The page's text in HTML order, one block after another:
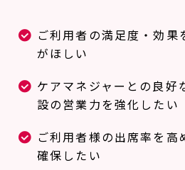
ご利用者の満足度・効果
がほしい
ケアマネジャーとの良好
設の営業力を強化したい
ご利用者様の出席率を高
確保したい